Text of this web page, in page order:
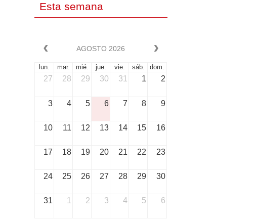
Esta semana
AGOSTO 2026
lun. mar. mié. jue. vie. sáb. dom.
27 28 29 30 31 1 2
3 4 5 6 7 8 9
10 11 12 13 14 15 16
17 18 19 20 21 22 23
24 25 26 27 28 29 30
31 1 2 3 4 5 6